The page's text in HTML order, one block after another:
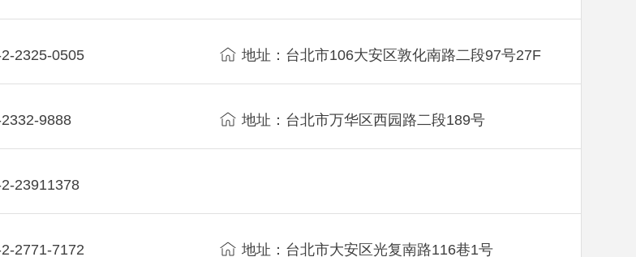
2325-0505 地址：台北市106大安区敦化南路二段97号27F
9888 地址：台北市万华区西园路二段189号
23911378
2771-7172 地址：台北市大安区光复南路116巷1号